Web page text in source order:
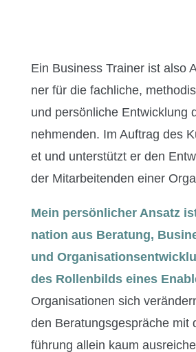
Ein Busi­ness Train­er ist also
ner für die fach­liche,
und per­sön­liche Entwick­lung
nehmenden. Im Auf­trag des
et und unter­stützt er den
der Mitar­bei­t­en­den ein­er
Mein per­sön­lich­er Ansatz
na­tion aus Beratung,
und
des Rol­len­bilds eines
Organ­i­sa­tio­nen sich
den Beratungs­ge­spräche mit
führung allein kaum